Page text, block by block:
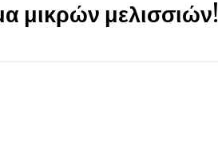
μικρών μελισσιών!